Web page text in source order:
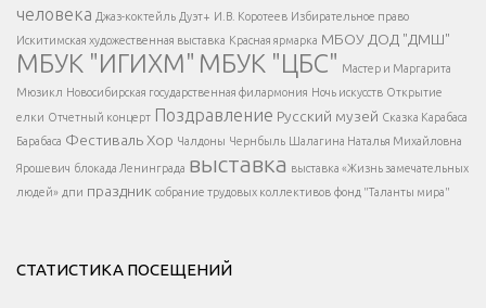
Написать
</button >
</div >
</div > </div >
человека Джаз-коктейль Дуэт+ И.В. Коротеев Избирательное право
Искитимская художественная выставка Красная ярмарка МБОУ ДОД "ДМШ"
МБУК "ИГИХМ" МБУК "ЦБС" Мастер и Маргарита
Мюзикл Новосибирская государственная филармония Ночь искусств Открытие
елки Отчетный концерт Поздравление Русский музей Сказка Карабаса
Барабаса Фестиваль Хор Чалдоны Чернбыль Шалагина Наталья Михайловна
Ярошевич блокада Ленинграда выставка выставка «Жизнь замечательных
людей» дпи праздник собрание трудовых коллективов фонд "Таланты мира"
СТАТИСТИКА ПОСЕЩЕНИЙ